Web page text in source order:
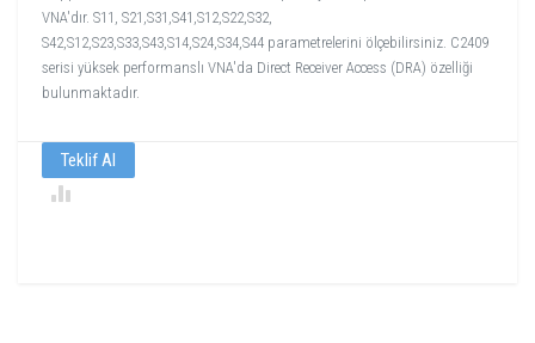
VNA'dır. S11, S21,S31,S41,S12,S22,S32,
S42,S12,S23,S33,S43,S14,S24,S34,S44 parametrelerini ölçebilirsiniz. C2409
serisi yüksek performanslı VNA'da Direct Receiver Access (DRA) özelliği
bulunmaktadır.
Teklif Al